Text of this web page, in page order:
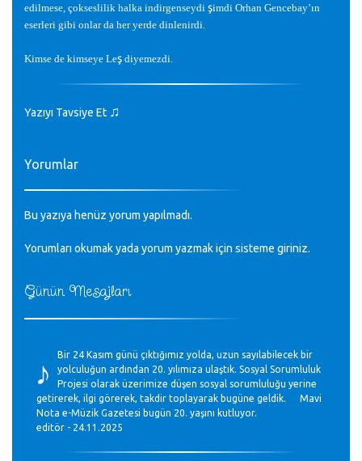
Günün Mesajları
♪
Bir 24 Kasım günü çıktığımız yolda, uzun sayılabilecek bir
yolculuğun ardından 20. yılımıza ulaştık. Sosyal Sorumluluk
Projesi olarak üzerimize düşen sosyal sorumluluğu yerine
getirerek, ilgi görerek, takdir toplayarak bugüne geldik. Mavi
Nota e-Müzik Gazetesi bugün 20. yaşını kutluyor.
editör - 24.11.2025
edilmese, çokseslilik halka indirgenseydi şimdi Orhan Gencebay’ın
eserleri gibi onlar da her yerde dinlenirdi.
Kimse de kimseye Leş diyemezdi.
Yazıyı Tavsiye Et ♫
Yorumlar
Bu yazıya henüz yorum yapılmadı.
Yorumları okumak yada yorum yazmak için sisteme giriniz.